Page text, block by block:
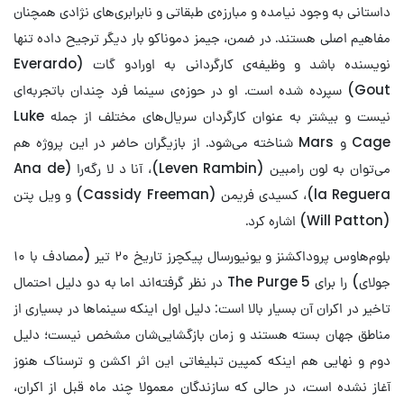
داستانی به وجود نیامده و مبارزه‌ی طبقاتی و نابرابری‌های نژادی همچنان
مفاهیم اصلی هستند. در ضمن، جیمز دموناکو بار دیگر ترجیح داده تنها
نویسنده باشد و وظیفه‌ی کارگردانی به اورادو گات (Everardo
Gout) سپرده شده است. او در حوزه‌ی سینما فرد چندان باتجربه‌ای
نیست و بیشتر به عنوان کارگردان سریال‌های مختلف از جمله Luke
Cage و Mars شناخته می‌شود. از بازیگران حاضر در این پروژه هم
می‌توان به لون رامبین (Leven Rambin)، آنا د لا رگه‌را (Ana de
la Reguera)، کسیدی فریمن (Cassidy Freeman) و ویل پتن
(Will Patton) اشاره کرد.
بلوم‌هاوس پروداکشنز و یونیورسال پیکچرز تاریخ ۲۰ تیر (مصادف با ۱۰
جولای) را برای The Purge 5 در نظر گرفته‌اند اما به دو دلیل احتمال
تاخیر در اکران آن بسیار بالا است: دلیل اول اینکه سینماها در بسیاری از
مناطق جهان بسته هستند و زمان بازگشایی‌شان مشخص نیست؛ دلیل
دوم و نهایی هم اینکه کمپین تبلیغاتی این اثر اکشن و ترسناک هنوز
آغاز نشده است، در حالی که سازندگان معمولا چند ماه قبل از اکران،